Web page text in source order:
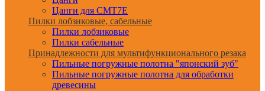
Цанги для CMT7E
Пилки лобзиковые, сабельные
Пилки лобзиковые
Пилки сабельные
Принадлежности для мультифункционального резака
Пильные погружные полотна "японский зуб"
Пильные погружные полотна для обработки
древесины